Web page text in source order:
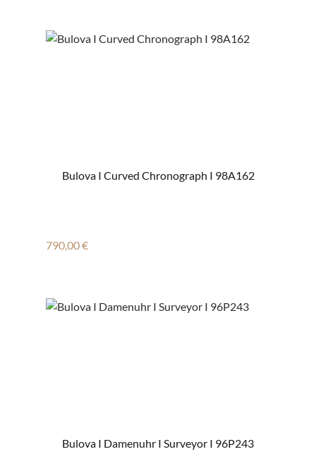
Bulova I Curved Chronograph I 98A162
Regulärer Preis:
790,00 €
Bulova I Damenuhr I Surveyor I 96P243